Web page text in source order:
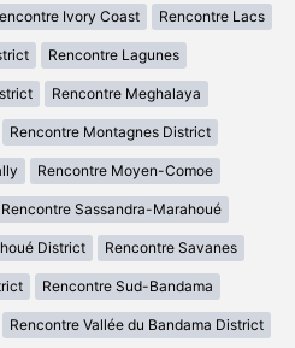
Ivory Coast Rencontre Lacs
Rencontre Lagunes
Rencontre Meghalaya
Rencontre Montagnes District
Rencontre Moyen-Comoe
Rencontre Sassandra-Marahoué
District Rencontre Savanes
Rencontre Sud-Bandama
Rencontre Vallée du Bandama District